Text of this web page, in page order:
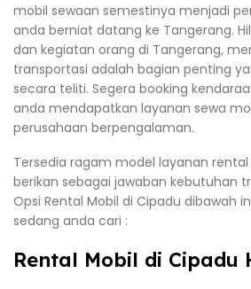
mobil sewaan semestinya menjadi
anda berniat datang ke Tangerang.
dan kegiatan orang di Tangerang,
transportasi adalah bagian penting
secara teliti. Segera booking
anda mendapatkan layanan sewa
perusahaan berpengalaman.
Tersedia ragam model layanan
berikan sebagai jawaban kebutuhan
Opsi Rental Mobil di Cipadu dibawah
sedang anda cari :
Rental Mobil di Cipadu